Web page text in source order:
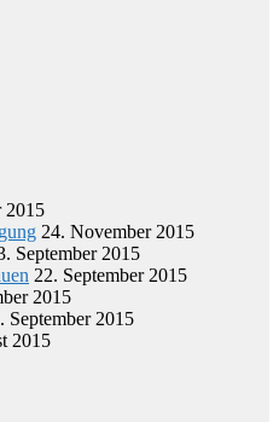
2015
24. November 2015
September 2015
22. September 2015
2015
September 2015
2015